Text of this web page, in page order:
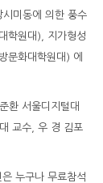
미동에 의한 풍수
학원대), 지가형성
문화대학원대) 에
환 서울디지털대
교수, 우 경 김포
누구나 무료참석